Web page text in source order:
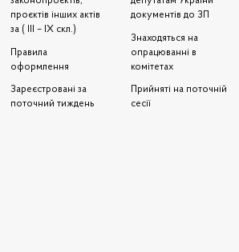
проєктів інших актів
за ( III – IX скл.)
Правила
оформлення
Зареєстровані за
поточний тиждень
документів до ЗП
Знаходяться на
опрацюванні в
комітетах
Прийняті на поточній
сесії